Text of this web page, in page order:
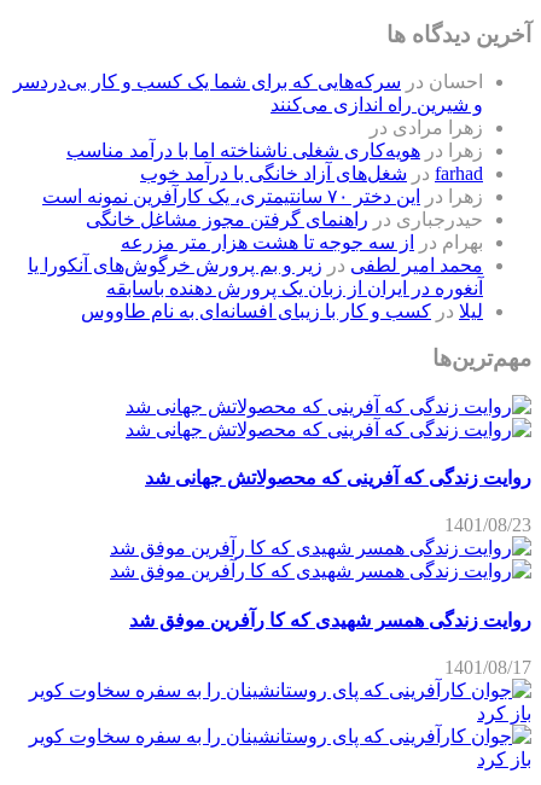
آخرین دیدگاه ها
احسان در سرکه‌هایی که برای شما یک کسب و کار بی‌دردسر
و شیرین راه اندازی می‌کنند
زهرا مرادی در
زهرا
در هویه‌کاری شغلی ناشناخته اما با درآمد مناسب
farhad در شغل‌های آزاد خانگی با درآمد خوب
زهرا
در
این دختر ۷۰ سانتیمتری، یک کارآفرین نمونه است
حیدرجباری در راهنمای گرفتن مجوز مشاغل خانگی
بهرام در
از سه جوجه تا هشت هزار متر مزرعه
محمد امیر لطفی در زیر و بم پرورش خرگوش‌های آنکورا یا
آنغوره در ایران از زبان یک پرورش دهنده باسابقه
لیلا در کسب و کار با زیبای افسانه‌ای به نام طاووس
مهم‌ترین‌ها
روایت زندگی که آفرینی که محصولاتش جهانی شد
1401/08/23
روایت زندگی همسر شهیدی که کا رآفرین موفق شد
1401/08/17